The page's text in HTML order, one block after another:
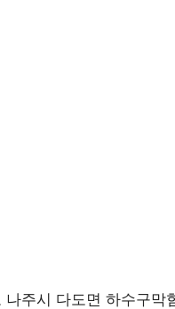
나주시 다도면 하수구막